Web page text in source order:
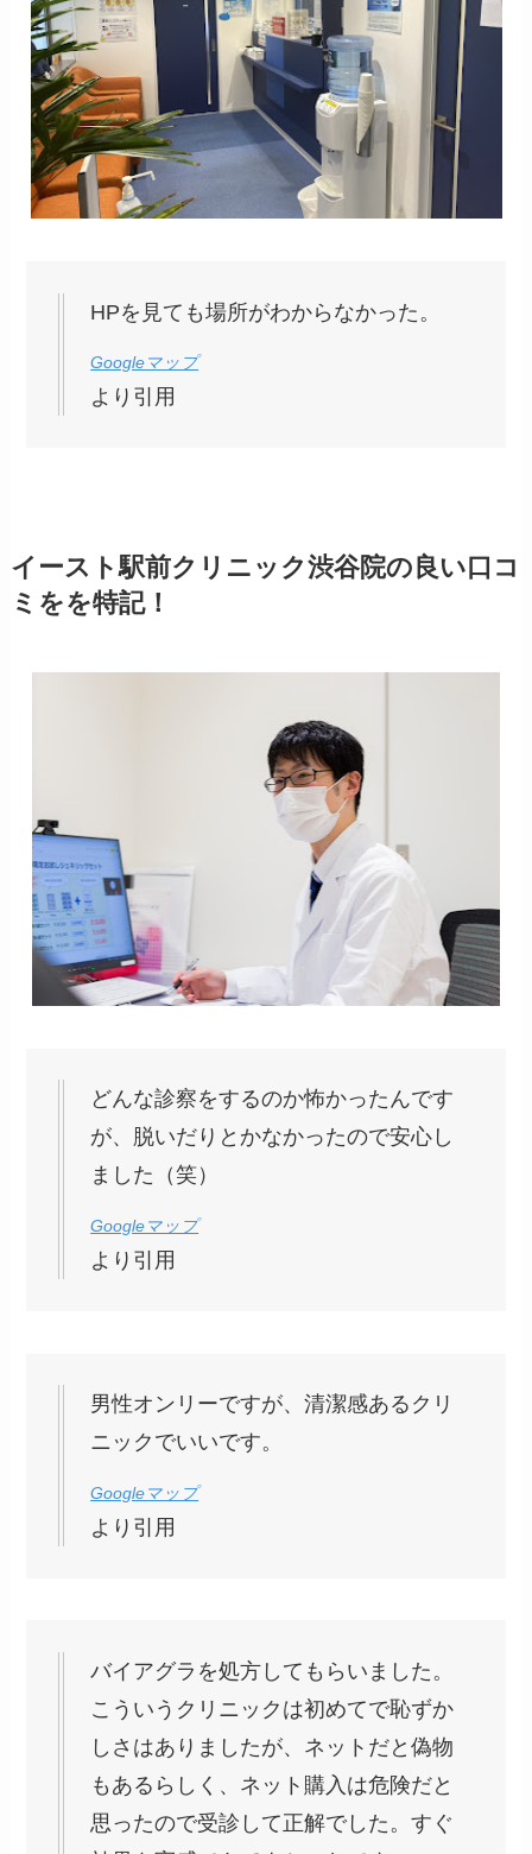
HPを見ても場所がわからなかった。
Googleマップ
より引用
イースト駅前クリニック渋谷院の良い口コ
ミをを特記！
どんな診察をするのか怖かったんです
が、脱いだりとかなかったので安心し
ました（笑）
Googleマップ
より引用
男性オンリーですが、清潔感あるクリ
ニックでいいです。
Googleマップ
より引用
バイアグラを処方してもらいました。
こういうクリニックは初めてで恥ずか
しさはありましたが、ネットだと偽物
もあるらしく、ネット購入は危険だと
思ったので受診して正解でした。すぐ